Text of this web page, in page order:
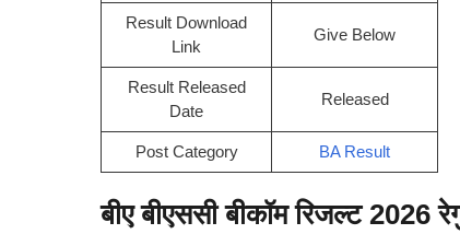
Result Download
Link
Give Below
Result Released
Date
Released
Post Category BA Result
बीए बीएससी बीकॉम रिजल्ट 2026